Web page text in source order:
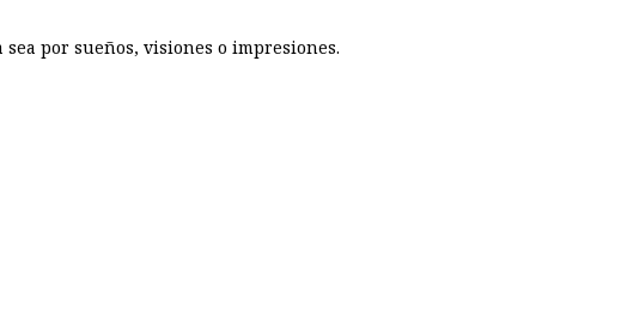
por sueños, visiones o impresiones.